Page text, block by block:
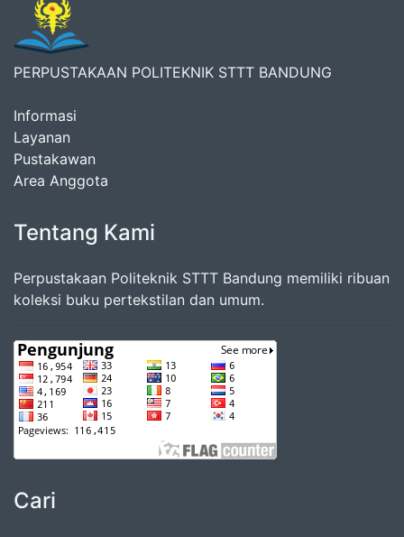
PERPUSTAKAAN POLITEKNIK STTT BANDUNG
Informasi
Layanan
Pustakawan
Area Anggota
Tentang Kami
Perpustakaan Politeknik STTT Bandung memiliki ribuan
koleksi buku pertekstilan dan umum.
Cari